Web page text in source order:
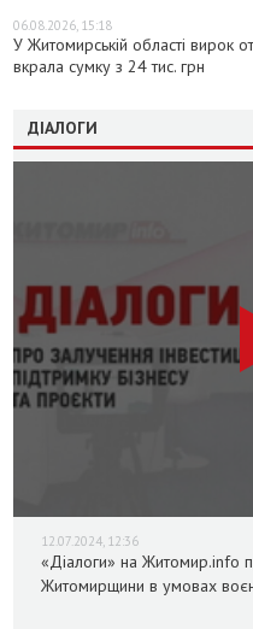
06.08.2026, 15:18
У Житомирській області вирок
вкрала сумку з 24 тис. грн
ДІАЛОГИ
12.07.2024, 12:36
«Діалоги» на Житомир.info
Житомирщини в умовах